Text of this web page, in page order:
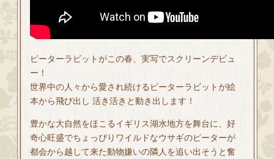
ピーターラビットがこの春、実写でスクリーンデビュ
ー！
世界中の人々から愛され続けるピーターラビットが絵
本から飛び出し 活き活きと動き出します！
豊かな大自然をほこるイギリス湖水地方を舞台に、好
奇心旺盛でちょっぴりワイルドなウサギのピーターが
都会から越して来た動物嫌いの隣人を追い出そうと奮